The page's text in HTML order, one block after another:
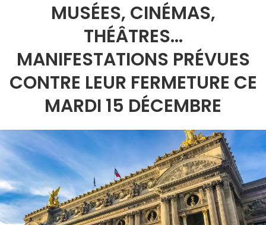
MUSÉES, CINÉMAS,
THÉÂTRES...
MANIFESTATIONS PRÉVUES
CONTRE LEUR FERMETURE CE
MARDI 15 DÉCEMBRE